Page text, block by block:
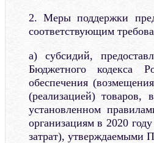
2. Меры поддержки
соответствующим
а) субсидий,
Бюджетного кодекса
обеспечения
(реализацией) товаров,
установленном
организациям в 2020
затрат), утверждаемыми